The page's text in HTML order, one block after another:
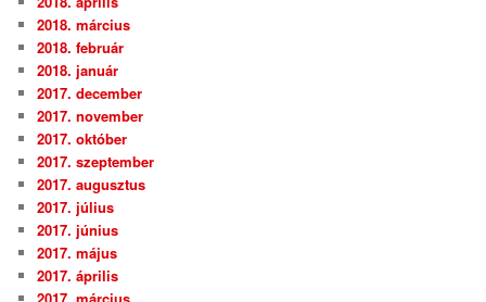
2018. március
2018. február
2018. január
2017. december
2017. november
2017. október
2017. szeptember
2017. augusztus
2017. július
2017. június
2017. május
2017. április
2017. március